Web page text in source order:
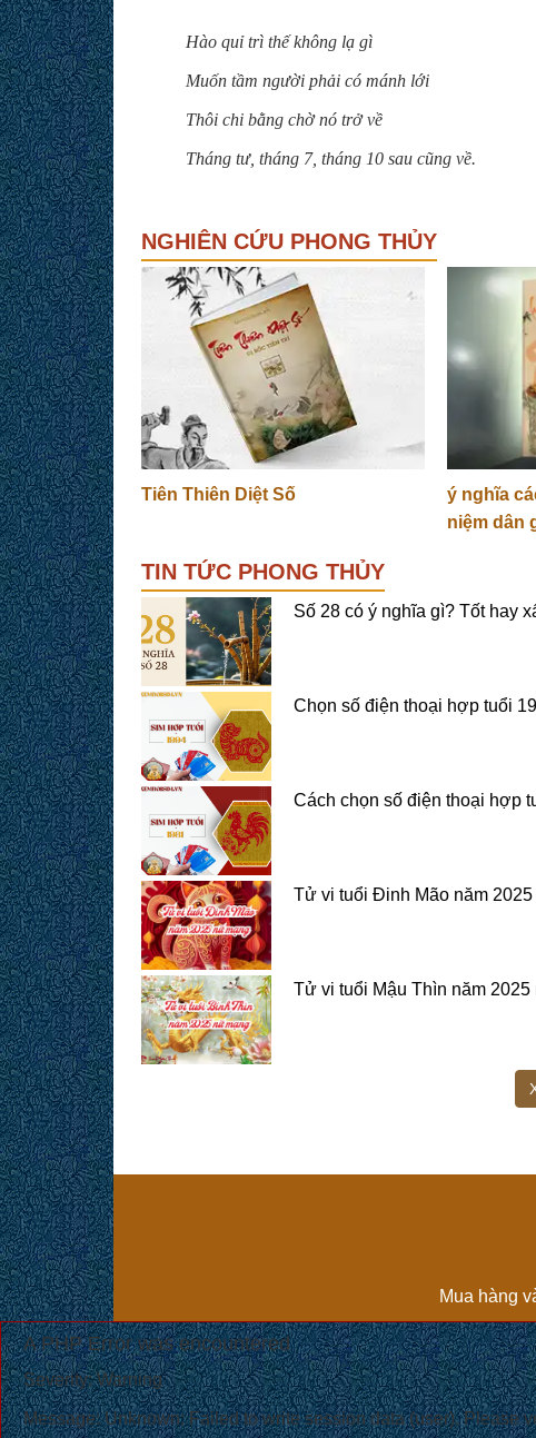
Hào quỉ trì thế không lạ gì
Muốn tầm người phải có mánh lới
Thôi chi bằng chờ nó trở về
Tháng tư, tháng 7, tháng 10 sau cũng về.
NGHIÊN CỨU PHONG THỦY
Tiên Thiên Diệt Số
ý nghĩa
niệm dân
TIN TỨC PHONG THỦY
Số 28 có ý nghĩa gì? Tốt hay
Chọn số điện thoại hợp tuổi
Cách chọn số điện thoại hợp
Tử vi tuổi Đinh Mão năm
Tử vi tuổi Mậu Thìn năm
Mua hàng
A PHP Error was encountered
Severity: Warning
Message: Unknown: Failed to write session data (user). Please